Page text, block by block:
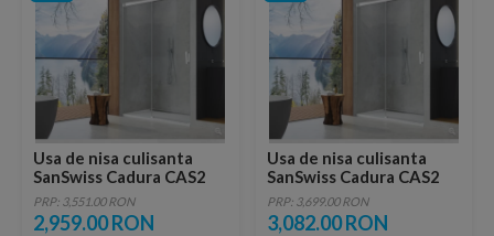
Usa de nisa culisanta
SanSwiss Cadura CAS2
100xH200 cm sticla
Shade
PRP: 3,551.00 RON
2,959.00 RON
Usa de nisa culisanta
SanSwiss Cadura CAS2
110xH200 cm sticla
Shade
PRP: 3,699.00 RON
3,082.00 RON